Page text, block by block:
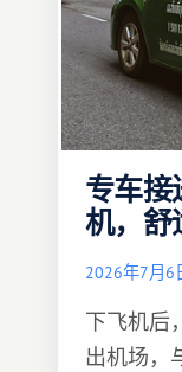
专车接
机，舒
2026年7月6
下飞机后
出机场，